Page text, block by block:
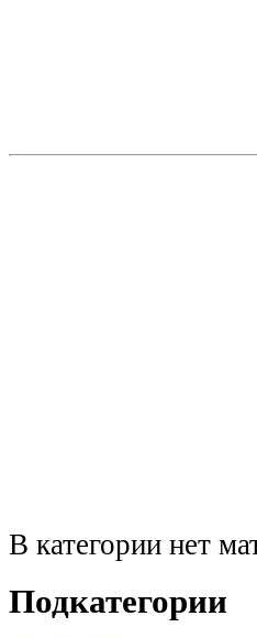
В категории нет
Подкатегории